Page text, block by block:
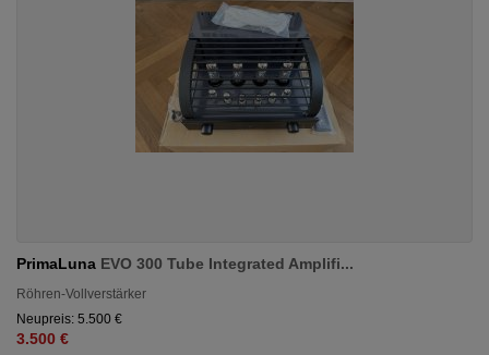
PrimaLuna EVO 300 Tube Integrated Amplifi...
Röhren-Vollverstärker
Neupreis: 5.500 €
3.500 €